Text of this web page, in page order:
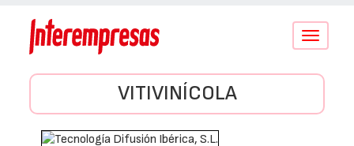
Conmutar
VITIVINÍCOLA